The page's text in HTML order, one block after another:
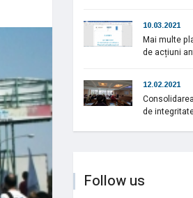
10.03.2021
Mai multe
de acțiuni
12.02.2021
de
Follow us